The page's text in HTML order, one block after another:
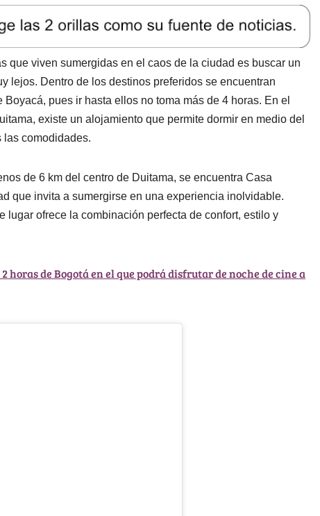
que viven sumergidas en el caos de la ciudad es buscar un
lejos. Dentro de los destinos preferidos se encuentran
pues ir hasta ellos no toma más de 4 horas. En el
existe un alojamiento que permite dormir en medio del
las comodidades.
de 6 km del centro de Duitama, se encuentra Casa
que invita a sumergirse en una experiencia inolvidable.
lugar ofrece la combinación perfecta de confort, estilo y
horas de Bogotá en el que podrá disfrutar de noche de cine a